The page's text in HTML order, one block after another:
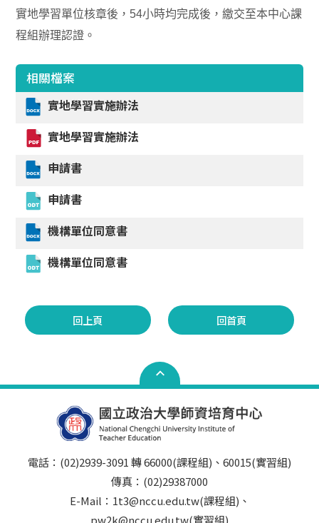
實地學習單位核章後，54小時均完成後，繳交至本中心課
程組辦理認證。
相關檔案
實地學習實施辦法
實地學習實施辦法
申請書
申請書
機構單位同意書
機構單位同意書
回上頁 回首頁
電話：(02)2939-3091 轉 66000(課程組)、60015(實習組)
傳真：(02)29387000
E-Mail：1t3@nccu.edu.tw(課程組)、
pw2k@nccu.edu.tw(實習組)